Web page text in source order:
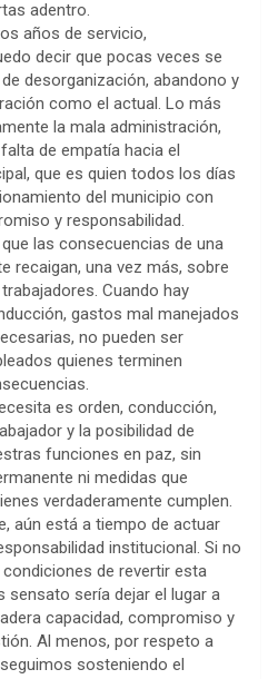
adentro.
años de servicio,
decir que pocas veces se
desorganización, abandono y
como el actual. Lo más
la mala administración,
de empatía hacia el
que es quien todos los días
del municipio con
y responsabilidad.
las consecuencias de una
recaigan, una vez más, sobre
Cuando hay
gastos mal manejados
no pueden ser
quienes terminen
es orden, conducción,
y la posibilidad de
funciones en paz, sin
ni medidas que
verdaderamente cumplen.
aún está a tiempo de actuar
institucional. Si no
de revertir esta
sensato sería dejar el lugar a
capacidad, compromiso y
Al menos, por respeto a
sosteniendo el